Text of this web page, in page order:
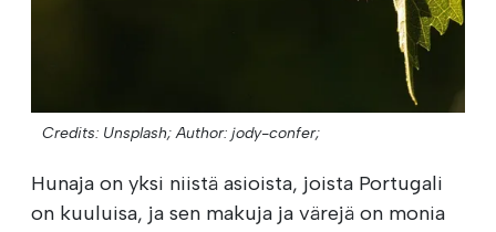
Credits: Unsplash; Author: jody-confer;
Hunaja on yksi niistä asioista, joista Portugali
on kuuluisa, ja sen makuja ja värejä on monia